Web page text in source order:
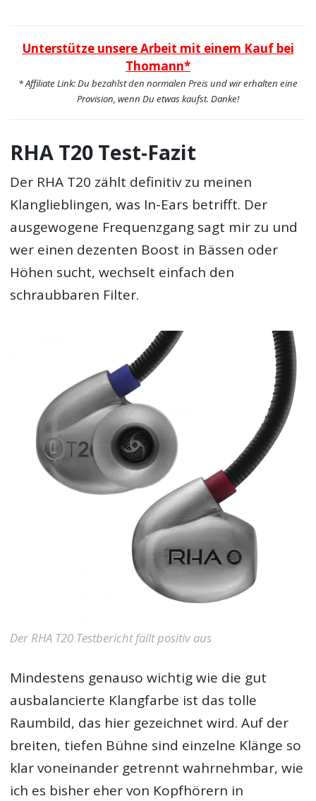
Unterstütze unsere Arbeit mit einem Kauf bei
Thomann*
* Affiliate Link: Du bezahlst den normalen Preis und wir erhalten eine
Provision, wenn Du etwas kaufst. Danke!
RHA T20 Test-Fazit
Der RHA T20 zählt definitiv zu meinen
Klanglieblingen, was In-Ears betrifft. Der
ausgewogene Frequenzgang sagt mir zu und
wer einen dezenten Boost in Bässen oder
Höhen sucht, wechselt einfach den
schraubbaren Filter.
Der RHA T20 Testbericht fällt positiv aus
Mindestens genauso wichtig wie die gut
ausbalancierte Klangfarbe ist das tolle
Raumbild, das hier gezeichnet wird. Auf der
breiten, tiefen Bühne sind einzelne Klänge so
klar voneinander getrennt wahrnehmbar, wie
ich es bisher eher von Kopfhörern in